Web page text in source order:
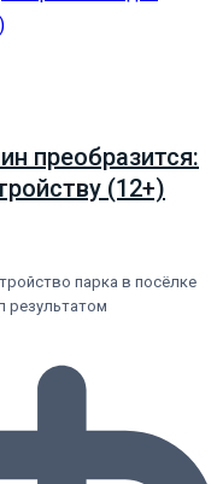
преобразится:
(12+)
парка в посёлке
результатом